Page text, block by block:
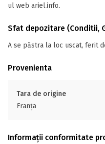
ul web ariel.info.
Sfat depozitare (Conditii,
A se păstra la loc uscat, ferit
Provenienta
Tara de origine
Franţa
Informații conformitate